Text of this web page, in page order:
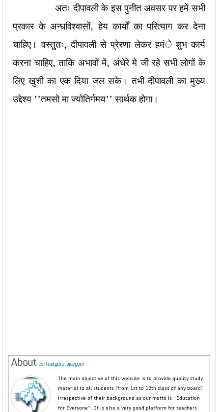
अतः दीपावली के इस पुनीत अवसर पर हमें सभी
प्रकार के अन्धविश्वासों, हेय कार्यों का परित्याग कर देना
चाहिए। वस्तुतः, दीपावली से प्रेरणा लेकर हमंे शुभ कार्य
करना चाहिए, ताकि अभावों में, अंधेरे मे जी रहे सभी लोगों के
लिए खुशी का एक दिया जल सके। तभी दीपावली का मुख्य
उद्देश्य ’’तमसो मा ज्योतिर्गमय’’ सार्थक होगा।
About evirtualguru_ajaygour
The main objective of this website is to provide quality study
material to all students (from 1st to 12th class of any board)
irrespective of their background as our motto is “Education
for Everyone”. It is also a very good platform for teachers